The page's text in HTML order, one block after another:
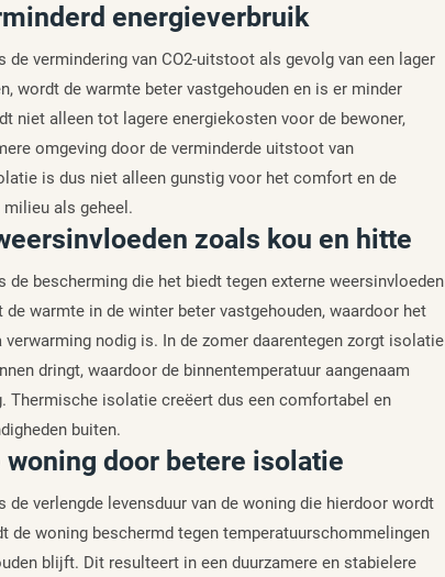
energieverbruik
vermindering van CO2-uitstoot als gevolg van een lager
wordt de warmte beter vastgehouden en is er minder
niet alleen tot lagere energiekosten voor de bewoner,
omgeving door de verminderde uitstoot van
is dus niet alleen gunstig voor het comfort en de
als geheel.
zoals kou en hitte
bescherming die het biedt tegen externe weersinvloeden
warmte in de winter beter vastgehouden, waardoor het
nodig is. In de zomer daarentegen zorgt isolatie
dringt, waardoor de binnentemperatuur aangenaam
isolatie creëert dus een comfortabel en
buiten.
door betere isolatie
verlengde levensduur van de woning die hierdoor wordt
woning beschermd tegen temperatuurschommelingen
blijft. Dit resulteert in een duurzamere en stabielere